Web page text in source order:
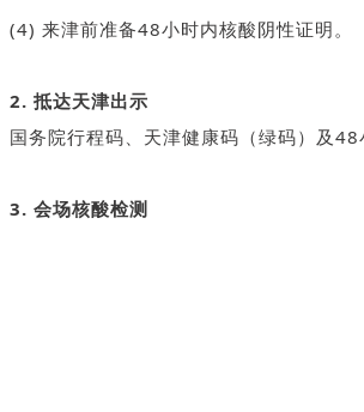
(4) 来津前准备48小时内核酸阴性证明。
2. 抵达天津出示
国务院行程码、天津健康码（绿码）及48
3. 会场核酸检测